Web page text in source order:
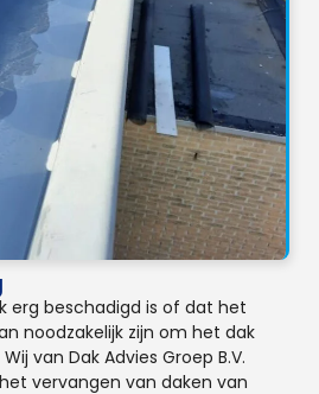
erg beschadigd is of dat het
noodzakelijk zijn om het dak
van Dak Advies Groep B.V.
vervangen van daken van